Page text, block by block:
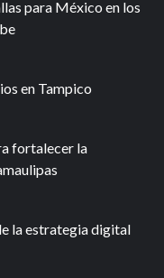
para México en los
en Tampico
fortalecer la
la estrategia digital